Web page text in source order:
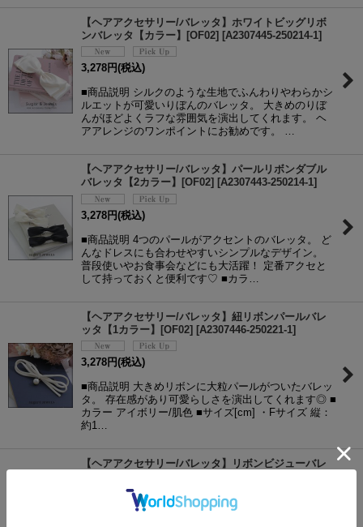
【ヘアアクセサリー/バレッタ】ホワイトビッグリボ
ンバレッタ【カラー】[OF02] [A2307445-250214-1]
3,278 円(税込)
■商品説明 シルクのような生地でふんわりやわらかシ
ルエットが可愛いりぼんのバレッタ。 大きめのりぼ
んがほどよくラフな雰囲気を演出してくれます。 ヘ
アアレンジのワンポイントにお勧めです。 …
【ヘアアクセサリー/バレッタ】パールリボンダブル
バレッタ【2カラー】[OF02] [A2307443-250214-1]
3,278円(税込)
■商品説明 4つのパールがアクセントのバレッタ。 ど
んなドレスにも合わせやすいシンプルなデザイン。
普段使いやお食事会などにも大活躍！ 定番アクセと
して持っておくと便利です♡ ■カラ…
【ヘアアクセサリー/バレッタ】紐リボンパールバレ
ッタ【1カラー】[OF02] [A2307446-250221-1]
3,278 円(税込)
■商品説明 大きめリボンに大粒パールがついたバレッ
タ。 存在感があり可愛らしさを演出してくれます◎ ■
カラー アイボリー/肌色 ■サイズ[cm] ・Fサイズ 縦：
約1…
【ヘアアクセサリー/バレッタ】リボンビジューバレ
(税込)